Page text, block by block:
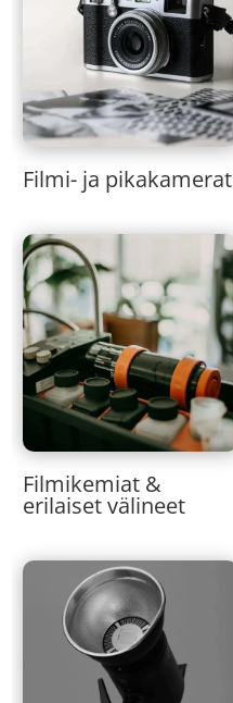
Filmi- ja pikakamerat
Filmikemiat &
erilaiset välineet